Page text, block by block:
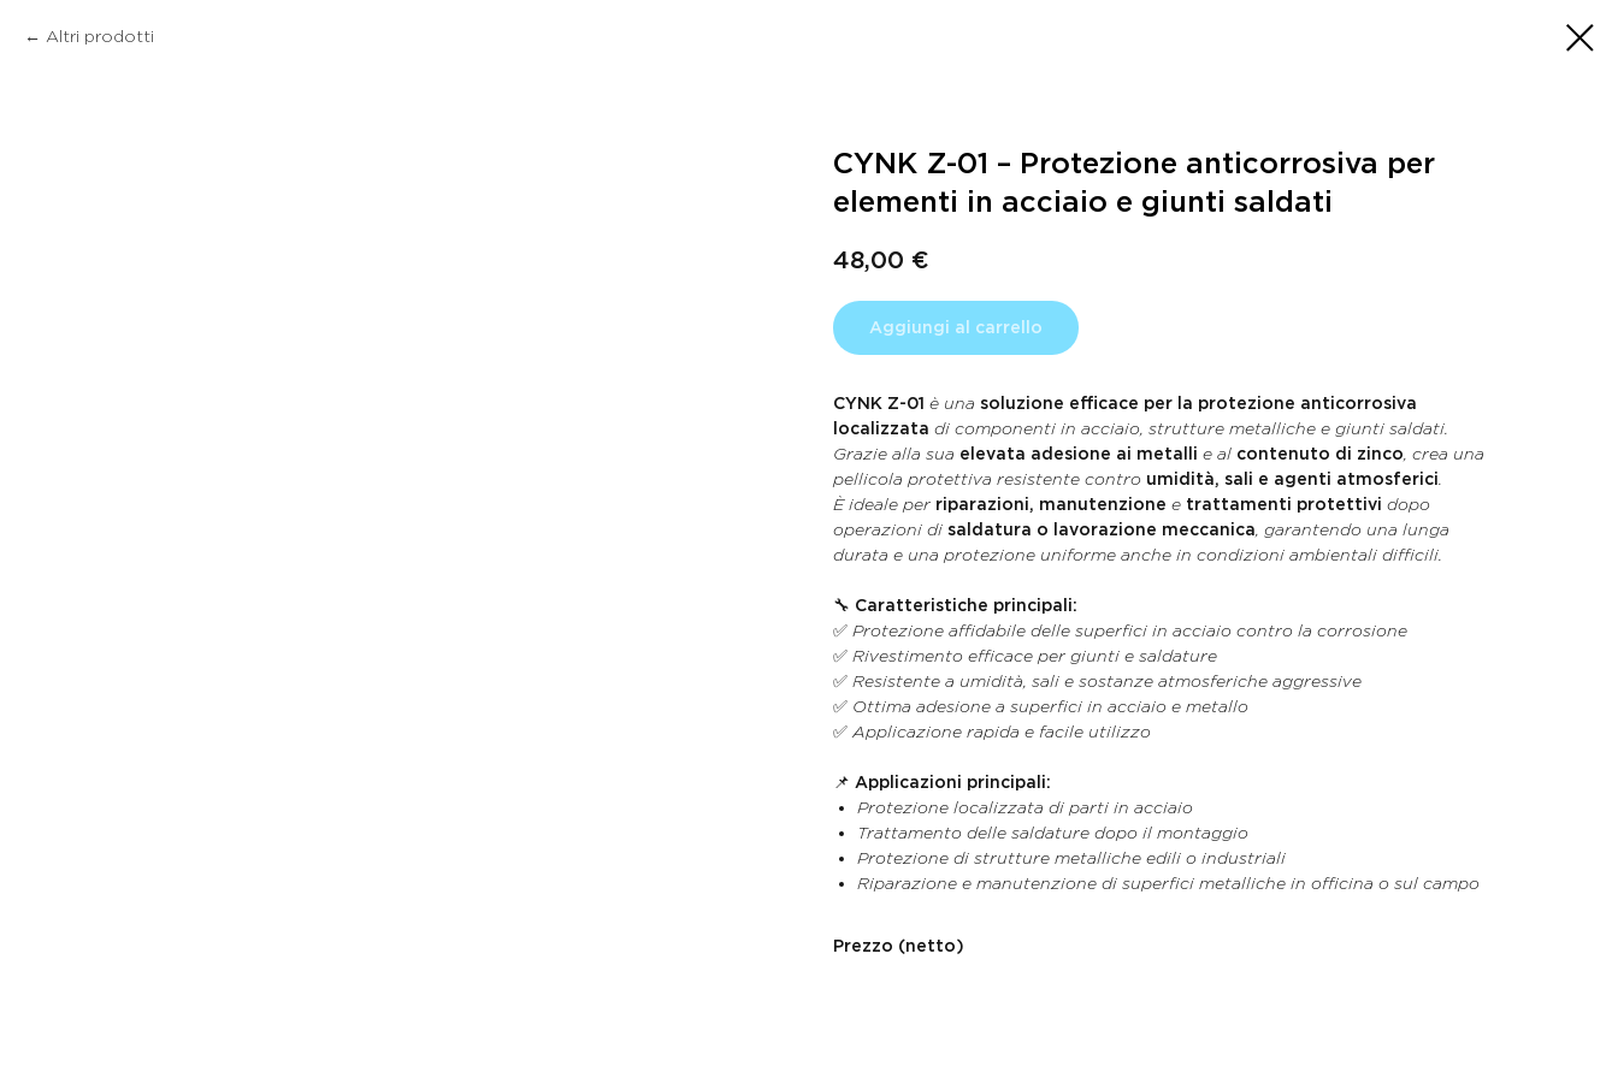
Altri prodotti
CYNK Z-01 – Protezione anticorrosiva per
elementi in acciaio e giunti saldati
48,00 €
Aggiungi al carrello
CYNK Z-01 è una soluzione efficace per la protezione anticorrosiva
localizzata di componenti in acciaio, strutture metalliche e giunti saldati.
Grazie alla sua elevata adesione ai metalli e al contenuto di zinco, crea una
pellicola protettiva resistente contro umidità, sali e agenti atmosferici.
È ideale per riparazioni, manutenzione e trattamenti protettivi dopo
operazioni di saldatura o lavorazione meccanica, garantendo una lunga
durata e una protezione uniforme anche in condizioni ambientali difficili.
🔧 Caratteristiche principali:
✅ Protezione affidabile delle superfici in acciaio contro la corrosione
✅ Rivestimento efficace per giunti e saldature
✅ Resistente a umidità, sali e sostanze atmosferiche aggressive
✅ Ottima adesione a superfici in acciaio e metallo
✅ Applicazione rapida e facile utilizzo
📌 Applicazioni principali:
Protezione localizzata di parti in acciaio
Trattamento delle saldature dopo il montaggio
Protezione di strutture metalliche edili o industriali
Riparazione e manutenzione di superfici metalliche in officina o sul campo
Prezzo (netto)